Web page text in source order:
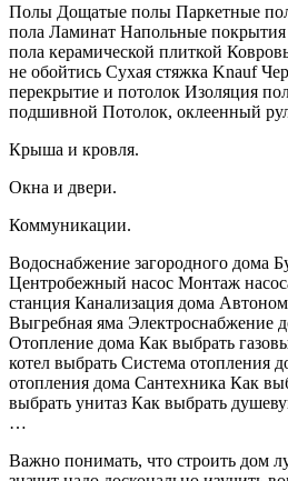
Полы Дощатые полы Паркетные
пола Ламинат Напольные покрытия
пола керамической плиткой
не обойтись Сухая стяжка Knauf
перекрытие и потолок Изоляция
подшивной Потолок, оклеенный
Крыша и кровля.
Окна и двери.
Коммуникации.
Водоснабжение загородного дома
Центробежный насос Монтаж
станция Канализация дома
Выгребная яма Электроснабжение
Отопление дома Как выбрать
котел выбрать Система отопления
отопления дома Сантехника Как
выбрать унитаз Как выбрать
…
Важно понимать, что строить дом